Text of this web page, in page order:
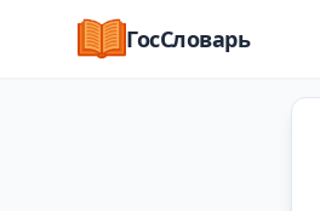
ГосСловарь